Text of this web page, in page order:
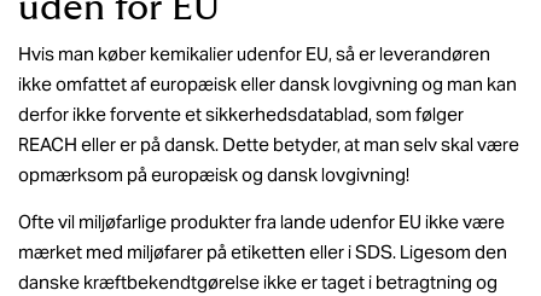
Hvis man køber kemikalier udenfor EU, så er leverandøren
ikke omfattet af europæisk eller dansk lovgivning og man kan
derfor ikke forvente et sikkerhedsdatablad, som følger
REACH eller er på dansk. Dette betyder, at man selv skal være
opmærksom på europæisk og dansk lovgivning!
Ofte vil miljøfarlige produkter fra lande udenfor EU ikke være
mærket med miljøfarer på etiketten eller i SDS. Ligesom den
danske kræftbekendtgørelse ikke er taget i betragtning og